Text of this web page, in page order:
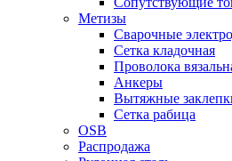
Метизы
Сварочные
Сетка кладочная
Проволока
Анкеры
Вытяжные
Сетка рабица
OSB
Распродажа